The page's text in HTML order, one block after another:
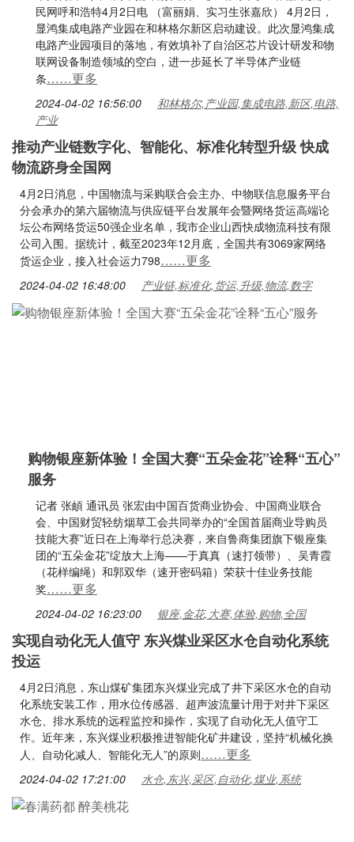
民网呼和浩特4月2日电 （富丽娟、实习生张嘉欣） 4月2日，
显鸿集成电路产业园在和林格尔新区启动建设。此次显鸿集成
电路产业园项目的落地，有效填补了自治区芯片设计研发和物
联网设备制造领域的空白，进一步延长了半导体产业链
条……更多
2024-04-02 16:56:00
和林格尔,产业园,集成电路,新区,电路,
产业
推动产业链数字化、智能化、标准化转型升级 快成
物流跻身全国网
4月2日消息，中国物流与采购联合会主办、中物联信息服务平台
分会承办的第六届物流与供应链平台发展年会暨网络货运高端论
坛公布网络货运50强企业名单，我市企业山西快成物流科技有限
公司入围。据统计，截至2023年12月底，全国共有3069家网络
货运企业，接入社会运力798……更多
2024-04-02 16:48:00 产业链,标准化,货运,升级,物流,数字
购物银座新体验！全国大赛“五朵金花”诠释“五心”
服务
记者 张頔 通讯员 张宏由中国百货商业协会、中国商业联合
会、中国财贸轻纺烟草工会共同举办的“全国首届商业导购员
技能大赛”近日在上海举行总决赛，来自鲁商集团旗下银座集
团的“五朵金花”绽放大上海——于真真（速打领带）、吴青霞
（花样编绳）和郭双华（速开密码箱）荣获十佳业务技能
奖……更多
2024-04-02 16:23:00 银座,金花,大赛,体验,购物,全国
实现自动化无人值守 东兴煤业采区水仓自动化系统
投运
4月2日消息，东山煤矿集团东兴煤业完成了井下采区水仓的自动
化系统安装工作，用水位传感器、超声波流量计用于对井下采区
水仓、排水系统的远程监控和操作，实现了自动化无人值守工
作。近年来，东兴煤业积极推进智能化矿井建设，坚持“机械化换
人、自动化减人、智能化无人”的原则……更多
2024-04-02 17:21:00 水仓,东兴,采区,自动化,煤业,系统